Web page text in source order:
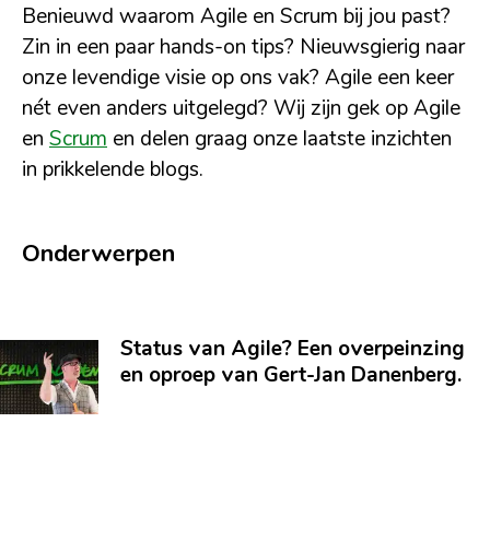
Benieuwd waarom Agile en Scrum bij jou past?
Zin in een paar hands-on tips? Nieuwsgierig naar
onze levendige visie op ons vak? Agile een keer
nét even anders uitgelegd? Wij zijn gek op Agile
en Scrum en delen graag onze laatste inzichten
in prikkelende blogs.
Onderwerpen
Status van Agile? Een overpeinzing
en oproep van Gert-Jan Danenberg.